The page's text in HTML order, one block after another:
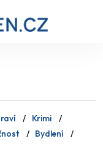
Krimi
Bydlení